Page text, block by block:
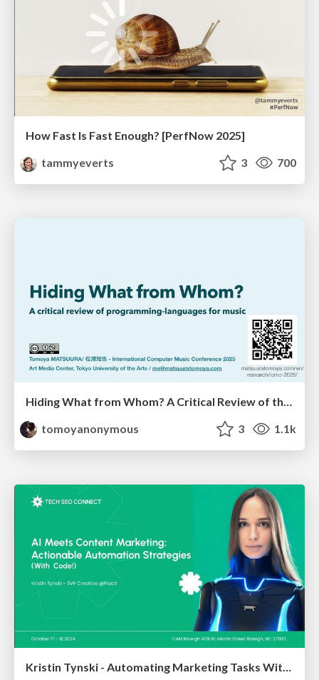
How Fast Is Fast Enough? [PerfNow 2025]
tammyeverts
3 700
tomoyanonymous
3 1.1k
Kristin Tynski - Automating Marketing Tasks With AI